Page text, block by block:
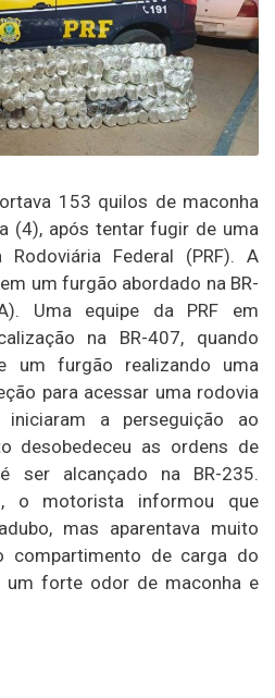
153 quilos de maconha
(4), após tentar fugir de uma
Federal (PRF). A
um furgão abordado na BR-
Uma equipe da PRF em
na BR-407, quando
um furgão realizando uma
para acessar uma rodovia
iniciaram a perseguição ao
desobedeceu as ordens de
ser alcançado na BR-235.
o motorista informou que
mas aparentava muito
compartimento de carga do
um forte odor de maconha e